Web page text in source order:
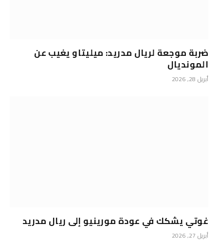
ضربة موجعة لريال مدريد: ميليتاو يغيب عن
المونديال
أبريل 28, 2026
غوتي يشكك في عودة مورينيو إلى ريال مدريد
أبريل 27, 2026